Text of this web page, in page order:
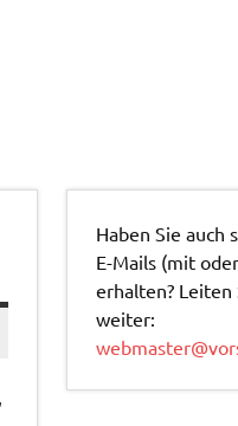
Haben Sie auch
E-Mails (mit
erhalten? Leiten
weiter: